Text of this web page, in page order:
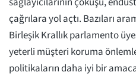
çağrılara yol açtı. Bazıları
Birleşik Krallık parlamento
yeterli müşteri koruma
politikaların daha iyi bir